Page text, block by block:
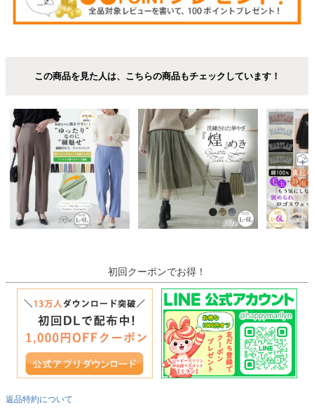
この商品を見た人は、こちらの商品もチェックしています！
初回クーポンでお得！
返品特約について